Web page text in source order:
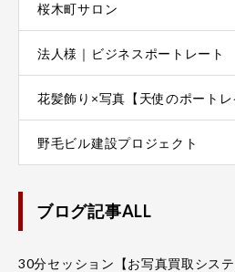
桜木町サロン
法人様｜ビジネスポートレート
花髪飾り×写真【天使のポートレ
野毛ビル建設プロジェクト
ブログ記事ALL
30分セッション【お写真買取システ